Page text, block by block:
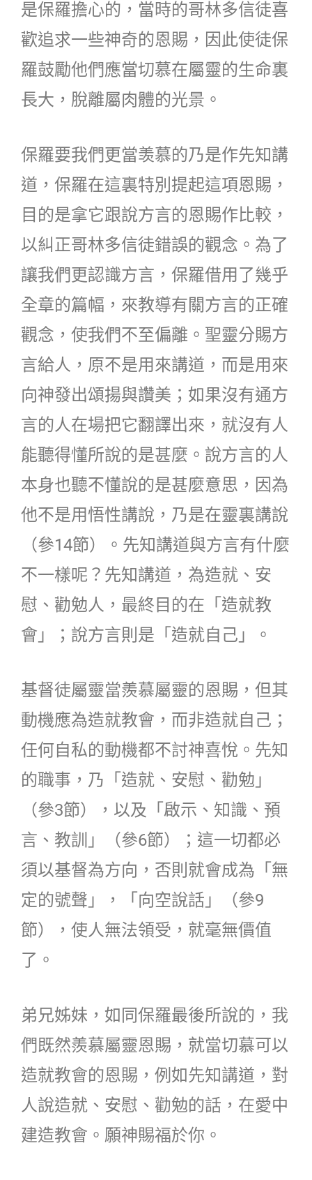
是保羅擔心的，當時的哥林多信徒喜
歡追求一些神奇的恩賜，因此使徒保
羅鼓勵他們應當切慕在屬靈的生命裏
長大，脫離屬肉體的光景。
保羅要我們更當羡慕的乃是作先知講
道，保羅在這裏特別提起這項恩賜，
目的是拿它跟說方言的恩賜作比較，
以糾正哥林多信徒錯誤的觀念。為了
讓我們更認識方言，保羅借用了幾乎
全章的篇幅，來教導有關方言的正確
觀念，使我們不至偏離。聖靈分賜方
言給人，原不是用來講道，而是用來
向神發出頌揚與讚美；如果沒有通方
言的人在場把它翻譯出來，就沒有人
能聽得懂所說的是甚麼。說方言的人
本身也聽不懂說的是甚麼意思，因為
他不是用悟性講說，乃是在靈裏講說
（參14節）。先知講道與方言有什麼
不一樣呢？先知講道，為造就、安
慰、勸勉人，最終目的在「造就教
會」；說方言則是「造就自己」。
基督徒屬靈當羨慕屬靈的恩賜，但其
動機應為造就教會，而非造就自己；
任何自私的動機都不討神喜悅。先知
的職事，乃「造就、安慰、勸勉」
（參3節），以及「啟示、知識、預
言、教訓」（參6節）；這一切都必
須以基督為方向，否則就會成為「無
定的號聲」，「向空說話」（參9
節），使人無法領受，就毫無價值
了。
弟兄姊妹，如同保羅最後所說的，我
們既然羨慕屬靈恩賜，就當切慕可以
造就教會的恩賜，例如先知講道，對
人說造就、安慰、勸勉的話，在愛中
建造教會。願神賜福於你。